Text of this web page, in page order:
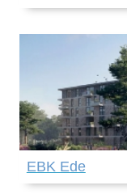
EBK Ede